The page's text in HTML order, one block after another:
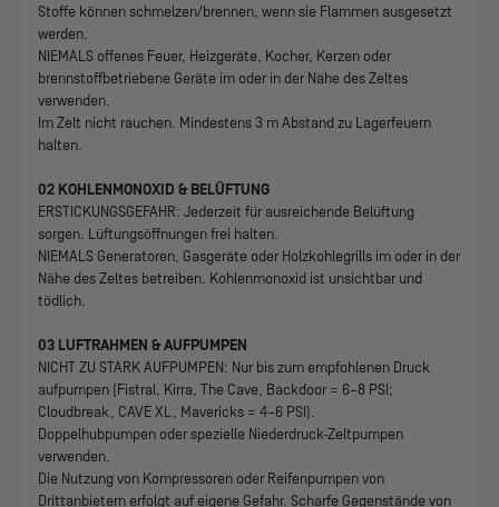
Stoffe können schmelzen/brennen, wenn sie Flammen ausgesetzt
werden.
NIEMALS offenes Feuer, Heizgeräte, Kocher, Kerzen oder
brennstoffbetriebene Geräte im oder in der Nähe des Zeltes
verwenden.
Im Zelt nicht rauchen. Mindestens 3 m Abstand zu Lagerfeuern
halten.
02 KOHLENMONOXID & BELÜFTUNG
ERSTICKUNGSGEFAHR: Jederzeit für ausreichende Belüftung
sorgen. Lüftungsöffnungen frei halten.
NIEMALS Generatoren, Gasgeräte oder Holzkohlegrills im oder in der
Nähe des Zeltes betreiben. Kohlenmonoxid ist unsichtbar und
tödlich.
03 LUFTRAHMEN & AUFPUMPEN
NICHT ZU STARK AUFPUMPEN: Nur bis zum empfohlenen Druck
aufpumpen (Fistral, Kirra, The Cave, Backdoor = 6–8 PSI;
Cloudbreak, CAVE XL, Mavericks = 4–6 PSI).
Doppelhubpumpen oder spezielle Niederdruck-Zeltpumpen
verwenden.
Die Nutzung von Kompressoren oder Reifenpumpen von
Drittanbietern erfolgt auf eigene Gefahr. Scharfe Gegenstände von